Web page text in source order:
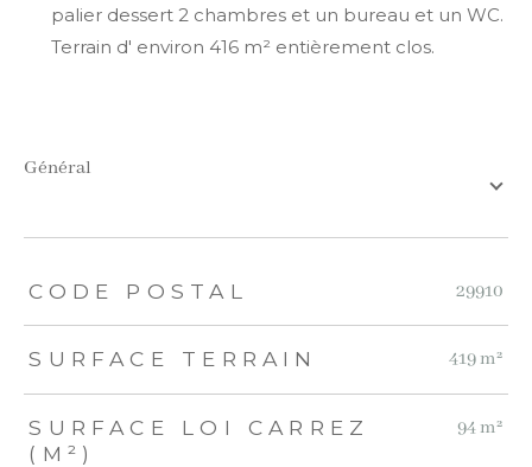
palier dessert 2 chambres et un bureau et un WC.
Terrain d' environ 416 m² entièrement clos.
général
TRAD_ZEPHYR_Caracteristique
CODE POSTAL 29910
SURFACE TERRAIN 419 m²
SURFACE LOI CARREZ
(M²)
94 m²